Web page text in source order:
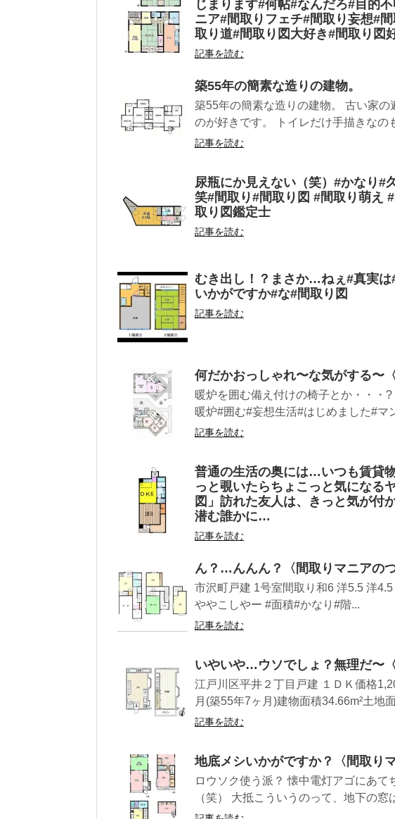
じまります#何帖#なんだろ#目的
ニア#間取りフェチ#間取り妄想#
取り道#間取り図大好き#間取り図
記事を読む
築55年の簡素な造りの建物。
築55年の簡素な造りの建物。 古い家
のが好きです。 トイレだけ手描きなの
記事を読む
尿瓶にか見えない（笑）#かなり#
笑#間取り#間取り図 #間取り萌え
取り図鑑定士
記事を読む
むき出し！？まさか…ねぇ#真実
いかがですか#な#間取り図
記事を読む
何だかおっしゃれ〜な気がする〜
暖炉を囲む備え付けの椅子とか・・・
暖炉#囲む#妄想生活#はじめました#マ
記事を読む
普通の生活の奥には…いつも賃貸
っと覗いたらちょこっと気になる
図」訪れた友人は、きっと気が付
潜む誰かに…
記事を読む
ん？…んんん？〈間取りマニアのつ
市沢町戸建 1号室間取り和6 洋5.5 洋
ややこしやー #面積#かなり#階...
記事を読む
いやいや…ウソでしょ？無理だ〜
江戸川区平井２丁目戸建 １ＤＫ価格
月(築55年7ヶ月)建物面積34.66m²土地
記事を読む
地底メシいかがですか？〈間取り
ロウソク使う派？ 懐中電灯アゴにあ
（笑） 大抵こういうのって、地下の窓